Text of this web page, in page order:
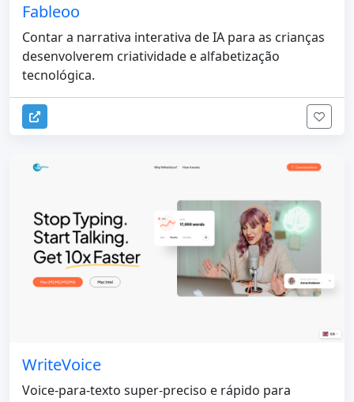
Fableoo
Contar a narrativa interativa de IA para as crianças
desenvolverem criatividade e alfabetização
tecnológica.
WriteVoice
Voice-para-texto super-preciso e rápido para